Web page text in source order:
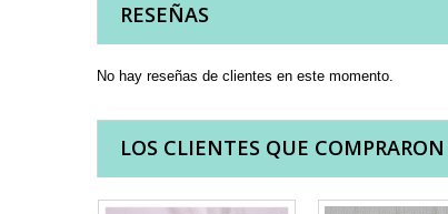
RESEÑAS
No hay reseñas de clientes en este momento.
LOS CLIENTES QUE